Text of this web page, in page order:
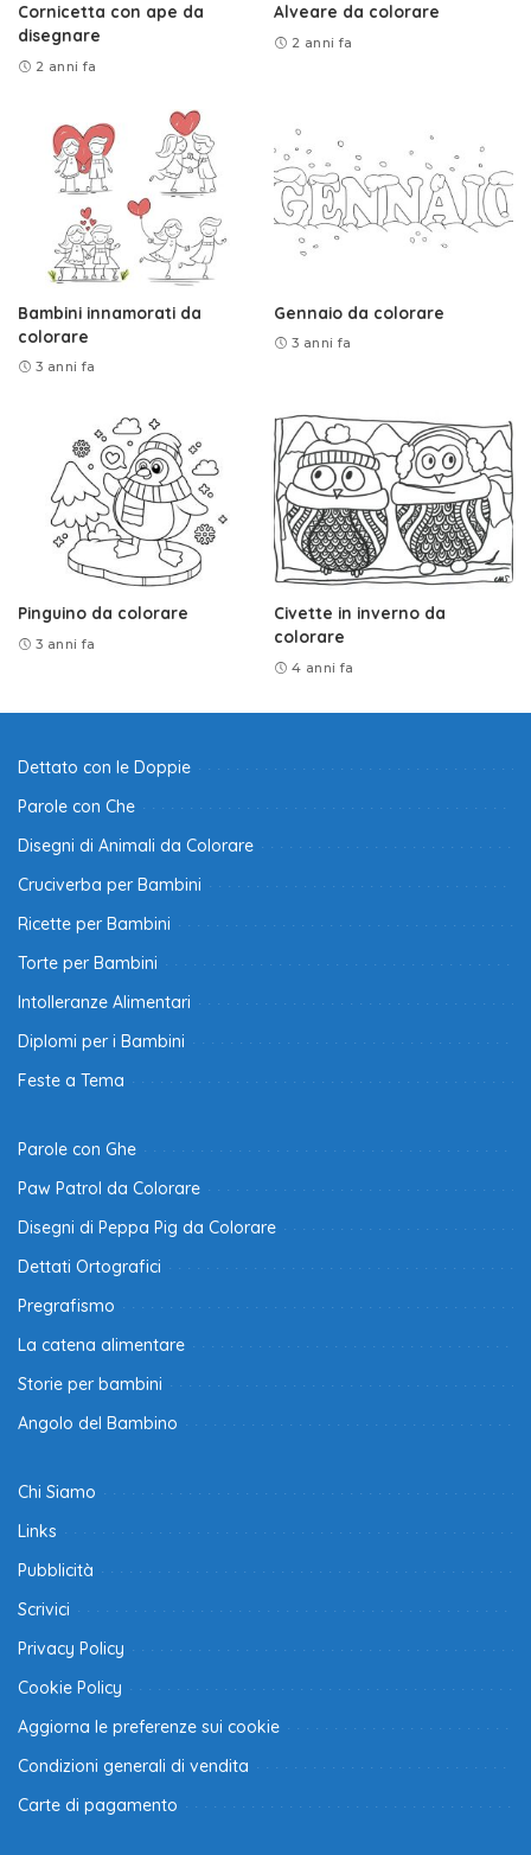
Cornicetta con ape da
disegnare
2 anni fa
Alveare da colorare
2 anni fa
Bambini innamorati da
colorare
3 anni fa
Gennaio da colorare
3 anni fa
Pinguino da colorare
3 anni fa
Civette in inverno da
colorare
4 anni fa
Dettato con le Doppie
Parole con Che
Disegni di Animali da Colorare
Cruciverba per Bambini
Ricette per Bambini
Torte per Bambini
Intolleranze Alimentari
Diplomi per i Bambini
Feste a Tema
Parole con Ghe
Paw Patrol da Colorare
Disegni di Peppa Pig da Colorare
Dettati Ortografici
Pregrafismo
La catena alimentare
Storie per bambini
Angolo del Bambino
Chi Siamo
Links
Pubblicità
Scrivici
Privacy Policy
Cookie Policy
Aggiorna le preferenze sui cookie
Condizioni generali di vendita
Carte di pagamento